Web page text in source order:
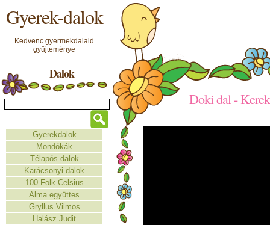
Gyerek-dalok
Kedvenc gyermekdalaid
gyűjteménye
Dalok
Gyerekdalok
Mondókák
Télapós dalok
Karácsonyi dalok
100 Folk Celsius
Alma együttes
Gryllus Vilmos
Halász Judit
Doki dal -